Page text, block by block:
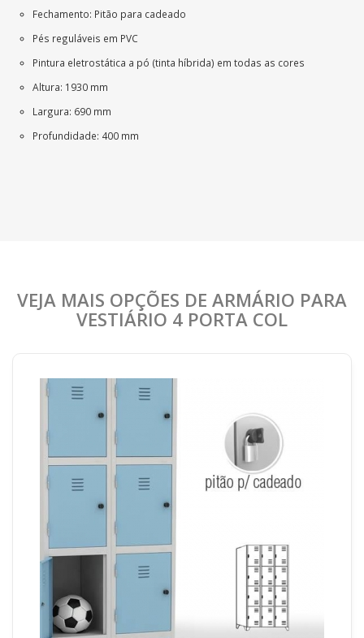
Fechamento: Pitão para cadeado
Pés reguláveis em PVC
Pintura eletrostática a pó (tinta híbrida) em todas as cores
Altura: 1930 mm
Largura: 690 mm
Profundidade: 400 mm
VEJA MAIS OPÇÕES DE ARMÁRIO PARA
VESTIÁRIO 4 PORTA COL